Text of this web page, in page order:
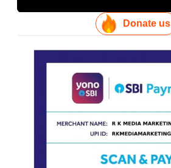
Donate us